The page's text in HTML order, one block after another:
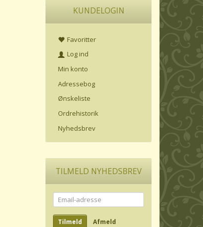
KUNDELOGIN
Favoritter
Log ind
Min konto
Adressebog
Ønskeliste
Ordrehistorik
Nyhedsbrev
TILMELD NYHEDSBREV
Email-
adresse
Tilmeld Afmeld